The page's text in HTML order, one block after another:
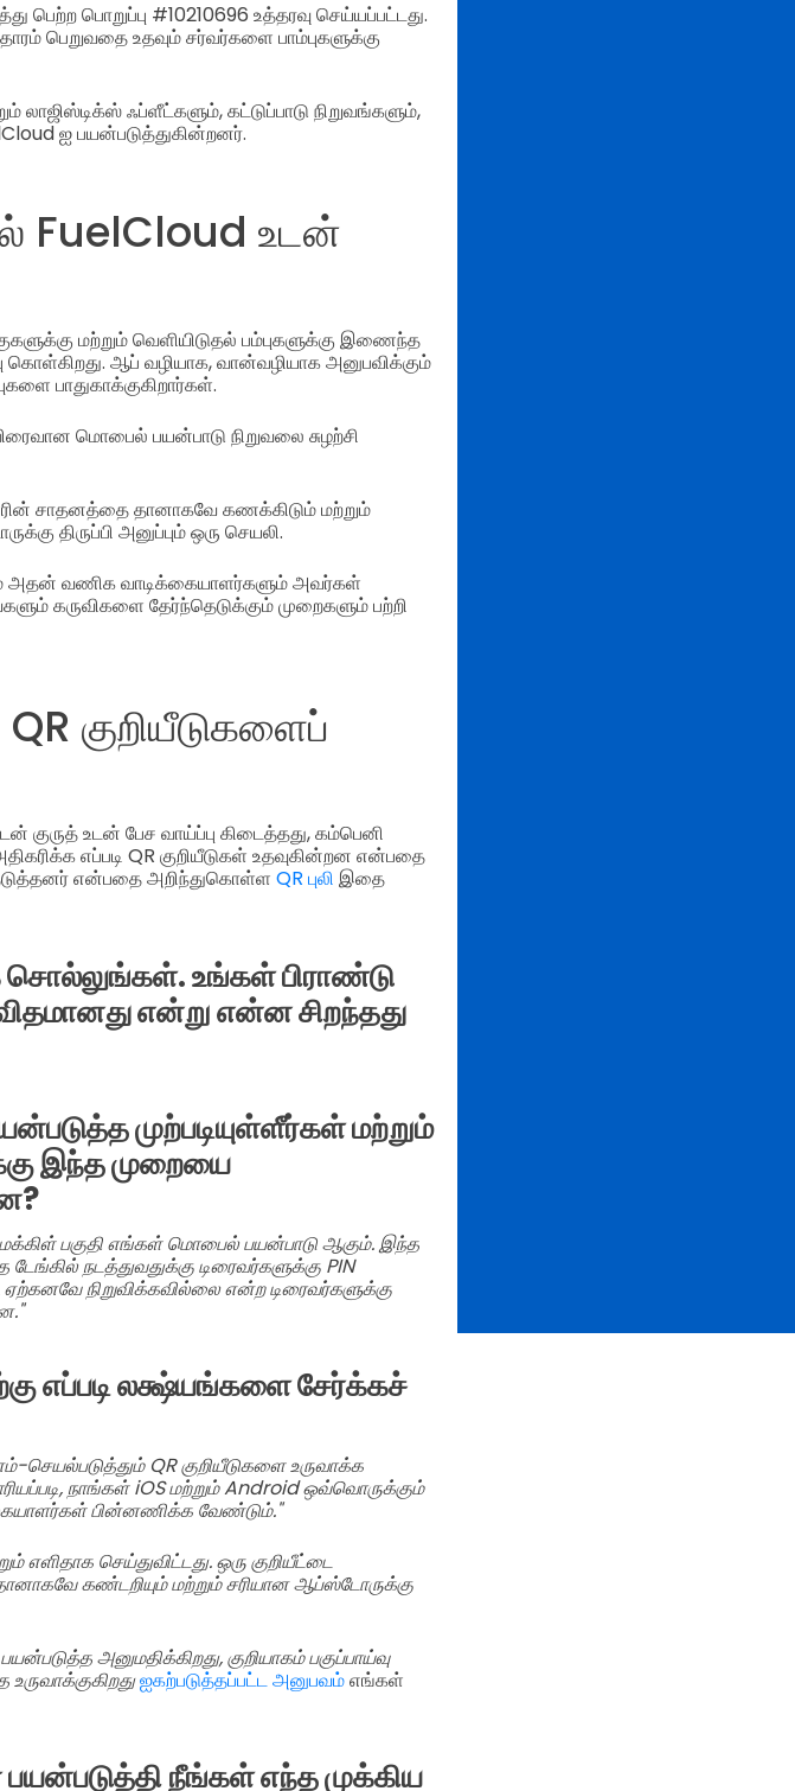
பெற்ற பொறுப்பு #10210696 உத்தரவு செய்யப்பட்டது.
பெறுவதை உதவும் சர்வர்களை பாம்புகளுக்கு
லாஜிஸ்டிக்ஸ் ஃப்ளீட்களும், கட்டுப்பாடு நிறுவங்களும்,
ஐ பயன்படுத்துகின்றனர்.
FuelCloud உடன்
மற்றும் வெளியிடுதல் பம்புகளுக்கு இணைந்த
ஆப் வழியாக, வான்வழியாக அனுபவிக்கும்
பாதுகாக்குகிறார்கள்.
மொபைல் பயன்பாடு நிறுவலை சுழற்சி
சாதனத்தை தானாகவே கணக்கிடும் மற்றும்
திருப்பி அனுப்பும் ஒரு செயலி.
அதன் வணிக வாடிக்கையாளர்களும் அவர்கள்
கருவிகளை தேர்ந்தெடுக்கும் முறைகளும் பற்றி
குறியீடுகளைப்
குருத் உடன் பேச வாய்ப்பு கிடைத்தது, கம்பெனி
எப்படி QR குறியீடுகள் உதவுகின்றன என்பதை
என்பதை அறிந்துகொள்ள QR புலி இதை
சொல்லுங்கள். உங்கள் பிராண்டு
என்று என்ன சிறந்தது
முற்படியுள்ளீர்கள் மற்றும்
இந்த முறையை
பகுதி எங்கள் மொபைல் பயன்பாடு ஆகும். இந்த
நடத்துவதுக்கு டிரைவர்களுக்கு PIN
நிறுவிக்கவில்லை என்ற டிரைவர்களுக்கு
எப்படி லக்ஷ்யங்களை சேர்க்கச்
செயல்படுத்தும் QR குறியீடுகளை உருவாக்க
நாங்கள் iOS மற்றும் Android ஒவ்வொருக்கும்
பின்னணிக்க வேண்டும்."
எளிதாக செய்துவிட்டது. ஒரு குறியீட்டை
கண்டறியும் மற்றும் சரியான ஆப்ஸ்டோருக்கு
அனுமதிக்கிறது, குறியாகம் பகுப்பாய்வு
ஐகற்படுத்தப்பட்ட அனுபவம்எங்கள்
நீங்கள் எந்த முக்கிய